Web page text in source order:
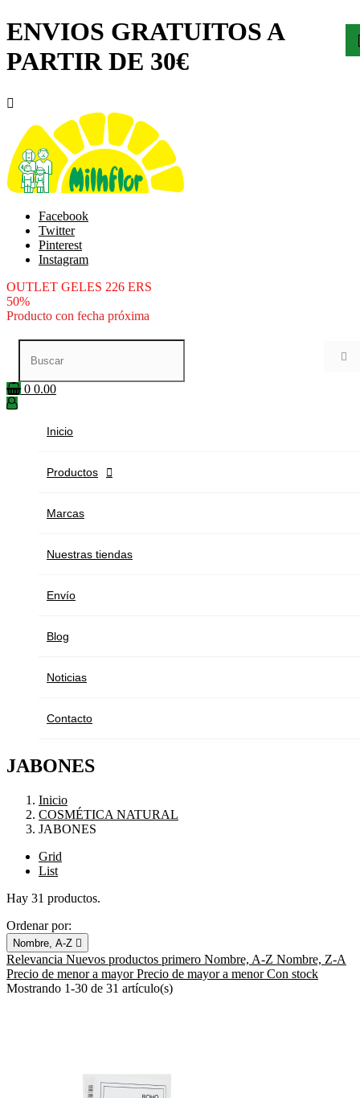
ENVIOS GRATUITOS A
PARTIR DE 30€

Facebook
Twitter
Pinterest
Instagram
OUTLET GELES 226 ERS
50%
Producto con fecha próxima

0 0.00
Inicio
Productos 
Marcas
Nuestras tiendas
Envío
Blog
Noticias
Contacto
JABONES
Inicio
COSMÉTICA NATURAL
JABONES
Grid
List
Hay 31 productos.
Ordenar por:
Nombre, A-Z 
Relevancia Nuevos productos primero Nombre, A-Z Nombre, Z-A
Precio de menor a mayorPrecio de mayor a menorCon stock
Mostrando 1-30 de 31 artículo(s)